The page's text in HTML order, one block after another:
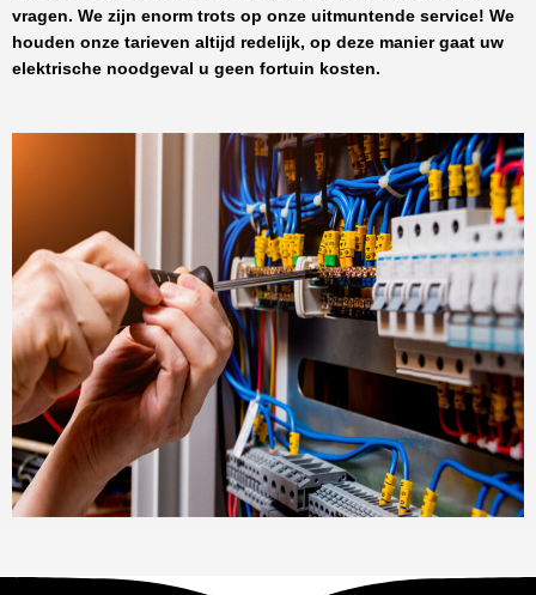
vragen. We zijn enorm trots op onze uitmuntende service! We
houden onze tarieven altijd redelijk, op deze manier gaat uw
elektrische noodgeval u geen fortuin kosten.